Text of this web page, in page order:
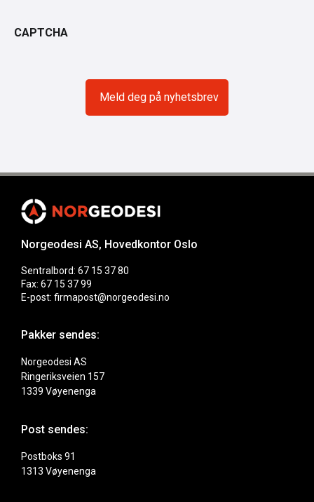
CAPTCHA
Norgeodesi AS, Hovedkontor Oslo
Sentralbord: 67 15 37 80
Fax: 67 15 37 99
E-post: firmapost@norgeodesi.no
Pakker sendes:
Norgeodesi AS
Ringeriksveien 157
1339 Vøyenenga
Post sendes:
Postboks 91
1313 Vøyenenga